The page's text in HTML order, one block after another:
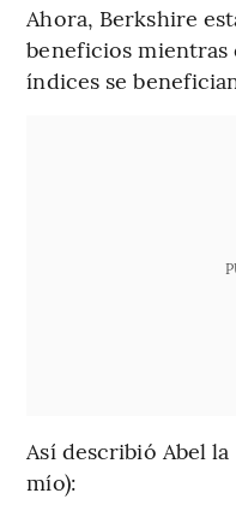
Ahora, Berkshire
beneficios
índices se
Así describió Abel
mío):